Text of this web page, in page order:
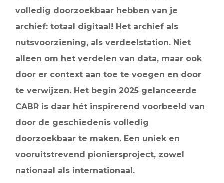
volledig doorzoekbaar hebben van je
archief: totaal digitaal! Het archief als
nutsvoorziening, als verdeelstation. Niet
alleen om het verdelen van data, maar ook
door er context aan toe te voegen en door
te verwijzen. Het begin 2025 gelanceerde
CABR is daar hét inspirerend voorbeeld van
door de geschiedenis volledig
doorzoekbaar te maken. Een uniek en
vooruitstrevend pioniersproject, zowel
nationaal als internationaal.